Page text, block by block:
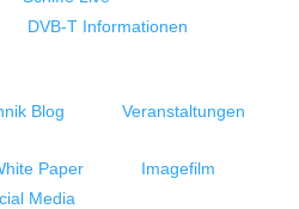
DVB-T Informationen
Blog
Veranstaltungen
Paper
Imagefilm
Media